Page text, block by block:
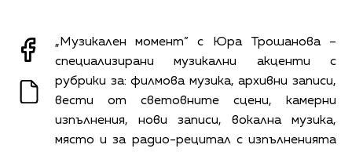
„Музикален момент” с Юра Трошанова –
специализирани музикални акценти с
рубрики за: филмова музика, архивни записи,
вести от световните сцени, камерни
изпълнения, нови записи, вокална музика,
място и за радио-рецитал с изпълненията